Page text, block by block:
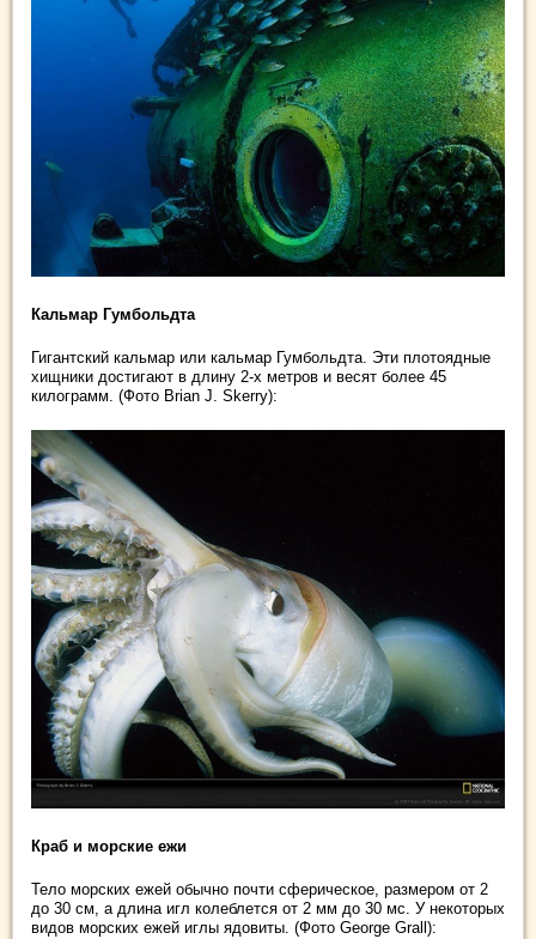
Кальмар Гумбольдта
Гигантский кальмар или кальмар Гумбольдта. Эти плотоядные
хищники достигают в длину 2-х метров и весят более 45
килограмм. (Фото Brian J. Skerry):
Краб и морские ежи
Тело морских ежей обычно почти сферическое, размером от 2
до 30 см, а длина игл колеблется от 2 мм до 30 мс. У некоторых
видов морских ежей иглы ядовиты. (Фото George Grall):